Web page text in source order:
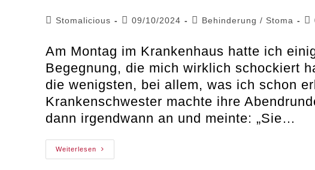
Beitrags-
Stomalicious
Beitrag
09/10/2024
Beitrags-
Behinderung / Stoma
Am Montag im Krankenhaus hatte ich
Begegnung, die mich wirklich schockiert
die wenigsten, bei allem, was ich schon
Krankenschwester machte ihre
dann irgendwann an und meinte: „Sie…
WeiterlesenAbleismus
Im